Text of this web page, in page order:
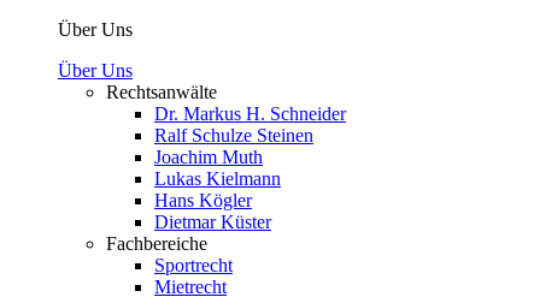
Über Uns
Über Uns
Rechtsanwälte
Dr. Markus H. Schneider
Ralf Schulze Steinen
Joachim Muth
Lukas Kielmann
Hans Kögler
Dietmar Küster
Fachbereiche
Sportrecht
Mietrecht